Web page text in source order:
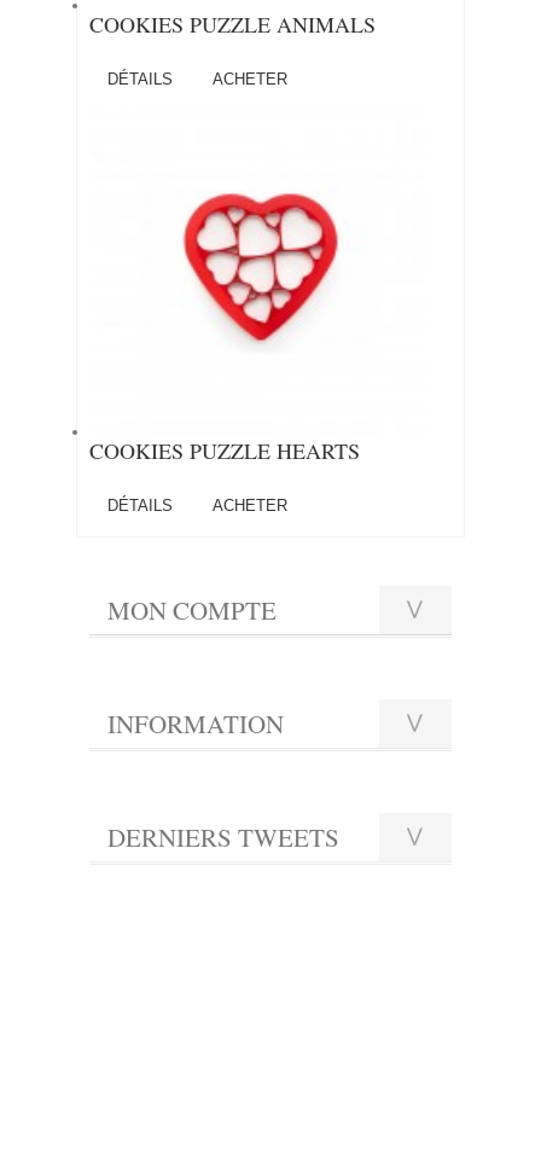
COOKIES PUZZLE ANIMALS
DÉTAILS ACHETER
COOKIES PUZZLE HEARTS
DÉTAILS ACHETER
MON COMPTE
INFORMATION
DERNIERS TWEETS